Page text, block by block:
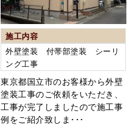
施工内容
外壁塗装 付帯部塗装 シーリ
ング工事
東京都国立市のお客様から外壁
塗装工事のご依頼をいただき、
工事が完了しましたので施工事
例をご紹介致しま･･･